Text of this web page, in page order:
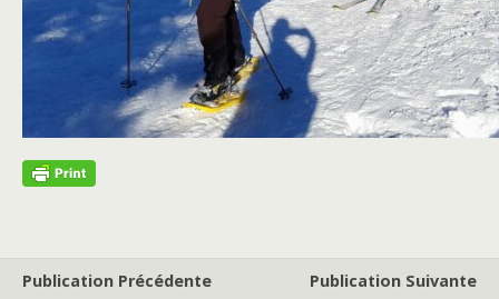
Publication Précédente
Publication Suivante